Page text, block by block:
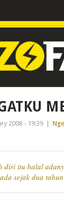
2008 - 19:39
diri itu halal
sejak dua